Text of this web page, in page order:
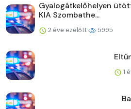
Gyalogátkelőhelyen
KIA Szombathe...
2 éve ezelőtt 5995
1